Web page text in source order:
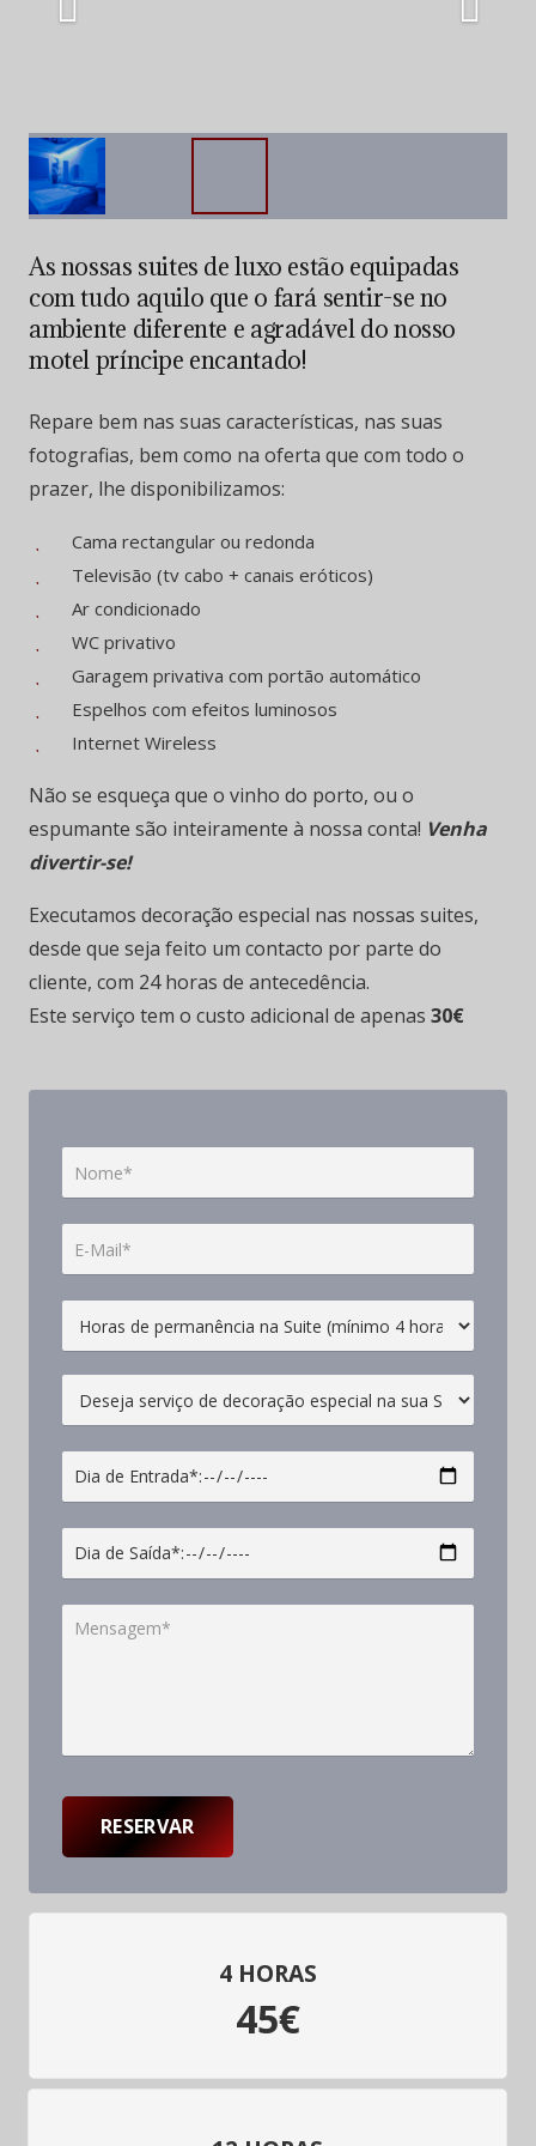
As nossas suites de luxo estão equipadas
com tudo aquilo que o fará sentir-se no
ambiente diferente e agradável do nosso
motel príncipe encantado!
Repare bem nas suas características, nas suas
fotografias, bem como na oferta que com todo o
prazer, lhe disponibilizamos:
Cama rectangular ou redonda
Televisão (tv cabo + canais eróticos)
Ar condicionado
WC privativo
Garagem privativa com portão automático
Espelhos com efeitos luminosos
Internet Wireless
Não se esqueça que o vinho do porto, ou o
espumante são inteiramente à nossa conta! Venha
divertir-se!
Executamos decoração especial nas nossas suites,
desde que seja feito um contacto por parte do
cliente, com 24 horas de antecedência.
Este serviço tem o custo adicional de apenas 30€
4 HORAS
45€